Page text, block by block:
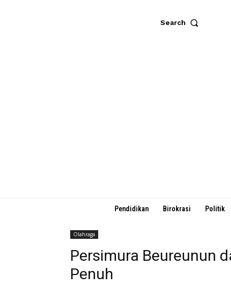
Search
Pendidikan Birokrasi Politik
Olahraga
Persimura Beureunun
Penuh